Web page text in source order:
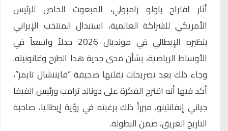
أثار اقتراح باولو زامبولي، المبعوث الخاص للرئيس
الأمريكي للشراكة العالمية، استبدال المنتخب الإيراني
بنظيره الإيطالي في مونديال 2026 جدلاً واسعاً في
الأوساط الرياضية، بشأن مدى جدية هذا الطرح وقانونيته.
وجاء ذلك بعد تصريحات نقلتها صحيفة “فايننشال تايمز”،
أكد فيها أنه اقترح الفكرة على دونالد ترامب ورئيس الفيفا
جياني إنفانتينو، مبرراً ذلك برغبته في رؤية إيطاليا، صاحبة
التاريخ العريق، ضمن البطولة.